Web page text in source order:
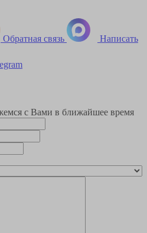
Обратная связь Написать
с Вами в ближайшее время